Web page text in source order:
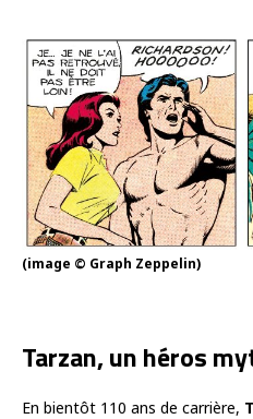
(image © Graph Zeppelin)
Tarzan, un héros
En bientôt 110 ans de carrière,